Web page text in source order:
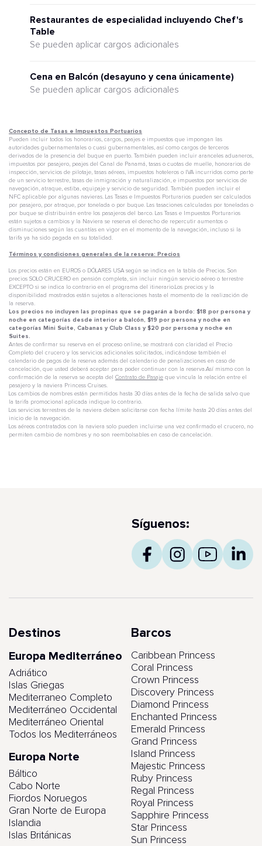
Restaurantes de especialidad incluyendo Chef's
Table
Se pueden aplicar cargos adicionales
Cena en Balcón (desayuno y cena únicamente)
Se pueden aplicar cargos adicionales
Concepto de Tasas e Impuestos Portuarios
Pueden incluir todos los honorarios, cargos, peajes e impuestos que impongan las
autoridades gubernamentales o cuasi gubernamentales, así como cargos de terceros
derivados de la presencia del buque en puerto. También pueden incluir aranceles aduaneros,
impuestos por pasajero, peajes del Canal de Panamá, tasas o cuotas de muelle, honorarios de
inspección, servicios de pilotaje, tasas aéreas, impuestos hoteleros o IVA incurridos como parte
de un servicio terrestre, tasas de inmigración y naturalización, e impuestos por servicios de
navegación, atraque, estiba, equipaje y servicio de seguridad. También pueden incluir el
NFC aplicable por algunas navieras. Las Tasas e Impuestos Porturarios pueden ser calculados
por pasajero, por atraque, por tonelada o por buque. Las tasaciones calculadas por toneladas o
por buque se distribuirán entre los pasajeros del barco. Las Tasas e Impuestos Porturarios
están sujetos a cambios y la Naviera se reserva el derecho de repercutir aumentos o
disminuciones según las cuantías en vigor en el momento de la navegación, incluso si la
tarifa ya ha sido pagada en su totalidad.
Términos y condiciones generales de la reserva: Precios
Los precios están en EUROS o DÓLARES USA según se indica en la tabla de Precios. Son
precios SOLO CRUCERO en pensión completa, sin incluir ningún servicio aéreo o terrestre
EXCEPTO si se indica lo contrario en el programa del itinerario.Los precios y la
disponibilidad mostrados están sujetos a alteraciones hasta el momento de la realización de
la reserva.
Los precios no incluyen las propinas que se pagarán a bordo: $18 por persona y
noche en categorías desde interior a balcón, $19 por persona y noche en
categorías Mini Suite, Cabanas y Club Class y $20 por persona y noche en
Suites.
Antes de confirmar su reserva en el proceso online, se mostrará con claridad el Precio
Completo del crucero y los servicios adicionales solicitados, indicándose también el
calendario de pagos de la reserva además del calendario de penalizaciones en caso de
cancelación, que usted deberá aceptar para poder continuar con la reserva.Así mismo con la
confirmación de la reserva se acepta del Contrato de Pasaje que vincula la relación entre el
pasajero y la naviera Princess Cruises.
Los cambios de nombres están permitidos hasta 30 días antes de la fecha de salida salvo que
la tarifa promocional aplicada indique lo contrario.
Los servicios terrestres de la naviera deben solicitarse con fecha límite hasta 20 días antes del
inicio de la navegación.
Los aéreos contratados con la naviera solo pueden incluirse una vez confirmado el crucero, no
permiten cambio de nombres y no son reembolsables en caso de cancelación.
Síguenos:
Destinos
Europa Mediterráneo
Adriático
Islas Griegas
Mediterraneo Completo
Mediterráneo Occidental
Mediterráneo Oriental
Todos los Mediterráneos
Europa Norte
Báltico
Cabo Norte
Fiordos Noruegos
Gran Norte de Europa
Islandia
Islas Británicas
Barcos
Caribbean Princess
Coral Princess
Crown Princess
Discovery Princess
Diamond Princess
Enchanted Princess
Emerald Princess
Grand Princess
Island Princess
Majestic Princess
Ruby Princess
Regal Princess
Royal Princess
Sapphire Princess
Star Princess
Sun Princess